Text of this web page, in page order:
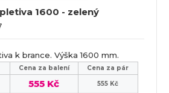
1600 - zelený
k brance. Výška 1600 mm.
Cena za balení
Cena za pár
555 Kč
555 Kč